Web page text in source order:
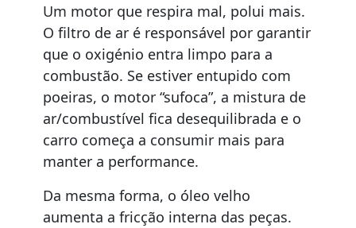
Um motor que respira mal, polui mais.
O filtro de ar é responsável por garantir
que o oxigénio entra limpo para a
combustão. Se estiver entupido com
poeiras, o motor “sufoca”, a mistura de
ar/combustível fica desequilibrada e o
carro começa a consumir mais para
manter a performance.
Da mesma forma, o óleo velho
aumenta a fricção interna das peças.